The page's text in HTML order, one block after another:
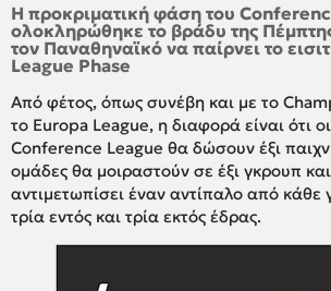
Η προκριματική φάση του
ολοκληρώθηκε το βράδυ της
τον Παναθηναϊκό να παίρνει το
League Phase
Από φέτος, όπως συνέβη και με το
το Europa League, η διαφορά είναι ότι
Conference League θα δώσουν έξι
ομάδες θα μοιραστούν σε έξι γκρουπ
αντιμετωπίσει έναν αντίπαλο από κάθε
τρία εντός και τρία εκτός έδρας.